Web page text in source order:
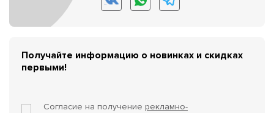
Получайте информацию о новинках и скидках
первыми!
Согласие на получение рекламно-